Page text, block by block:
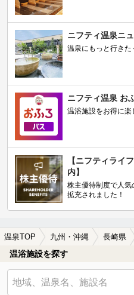
ニフティ温泉ニ
温泉にもっと行き
ニフティ温泉 お
温浴施設をお得に
【ニフティライ
内】
株主優待制度で人
拡充されました！
温泉TOP 九州・沖縄 長崎県
温浴施設を探す